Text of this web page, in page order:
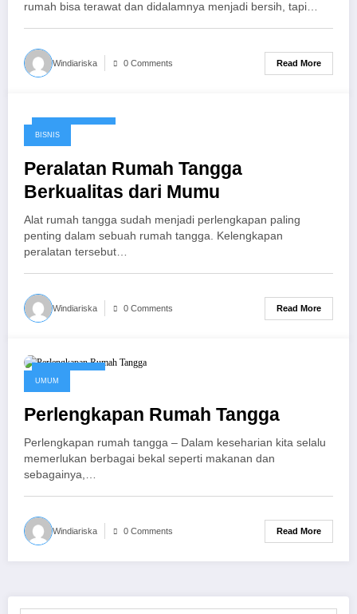
rumah bisa terawat dan didalamnya menjadi bersih, tapi…
Windiariska 0 Comments Read More
August 13, 2016
BISNIS
Peralatan Rumah Tangga
Berkualitas dari Mumu
Alat rumah tangga sudah menjadi perlengkapan paling
penting dalam sebuah rumah tangga. Kelengkapan
peralatan tersebut…
Windiariska 0 Comments Read More
UMUM
Perlengkapan Rumah Tangga
Perlengkapan rumah tangga – Dalam keseharian kita selalu
memerlukan berbagai bekal seperti makanan dan
sebagainya,…
Windiariska 0 Comments Read More